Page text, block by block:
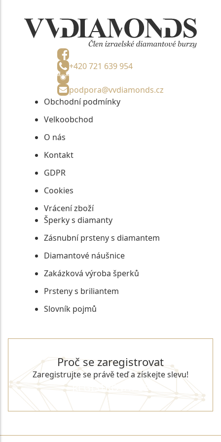
+420 721 639 954
podpora@vvdiamonds.cz
Obchodní podmínky
Velkoobchod
O nás
Kontakt
GDPR
Cookies
Vrácení zboží
Šperky s diamanty
Zásnubní prsteny s diamantem
Diamantové náušnice
Zakázková výroba šperků
Prsteny s briliantem
Slovník pojmů
Proč se zaregistrovat
Zaregistrujte se právě teď a získejte slevu!
REGISTROVAT SE